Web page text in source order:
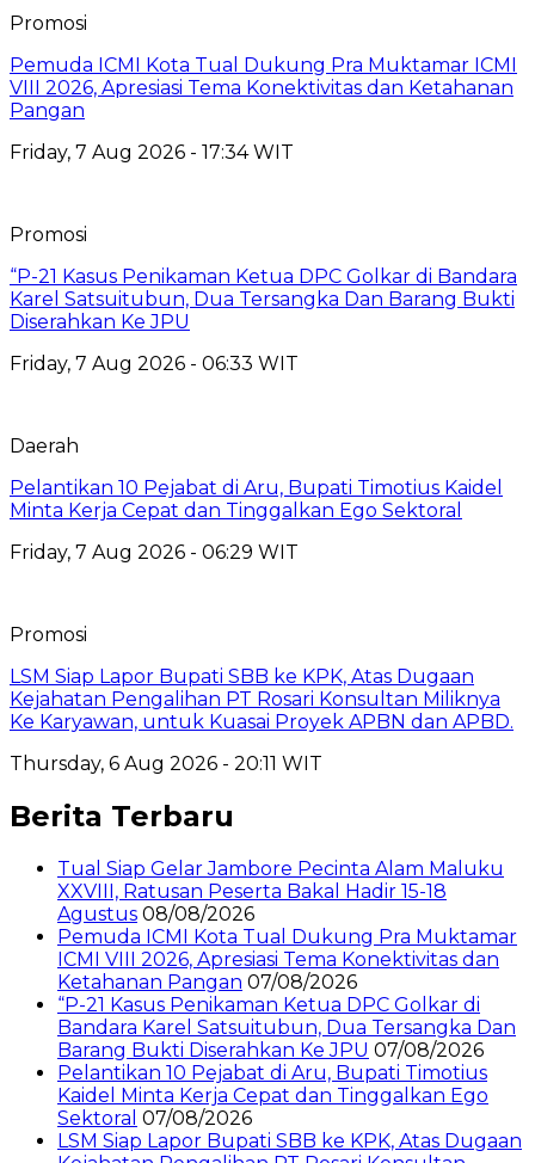
Promosi
Pemuda ICMI Kota Tual Dukung Pra Muktamar ICMI
VIII 2026, Apresiasi Tema Konektivitas dan Ketahanan
Pangan
Friday, 7 Aug 2026 - 17:34 WIT
Promosi
“P-21 Kasus Penikaman Ketua DPC Golkar di Bandara
Karel Satsuitubun, Dua Tersangka Dan Barang Bukti
Diserahkan Ke JPU
Friday, 7 Aug 2026 - 06:33 WIT
Daerah
Pelantikan 10 Pejabat di Aru, Bupati Timotius Kaidel
Minta Kerja Cepat dan Tinggalkan Ego Sektoral
Friday, 7 Aug 2026 - 06:29 WIT
Promosi
LSM Siap Lapor Bupati SBB ke KPK, Atas Dugaan
Kejahatan Pengalihan PT Rosari Konsultan Miliknya
Ke Karyawan, untuk Kuasai Proyek APBN dan APBD.
Thursday, 6 Aug 2026 - 20:11 WIT
Berita Terbaru
Tual Siap Gelar Jambore Pecinta Alam Maluku
XXVIII, Ratusan Peserta Bakal Hadir 15-18
Agustus 08/08/2026
Pemuda ICMI Kota Tual Dukung Pra Muktamar
ICMI VIII 2026, Apresiasi Tema Konektivitas dan
Ketahanan Pangan 07/08/2026
“P-21 Kasus Penikaman Ketua DPC Golkar di
Bandara Karel Satsuitubun, Dua Tersangka Dan
Barang Bukti Diserahkan Ke JPU 07/08/2026
Pelantikan 10 Pejabat di Aru, Bupati Timotius
Kaidel Minta Kerja Cepat dan Tinggalkan Ego
Sektoral 07/08/2026
LSM Siap Lapor Bupati SBB ke KPK, Atas Dugaan